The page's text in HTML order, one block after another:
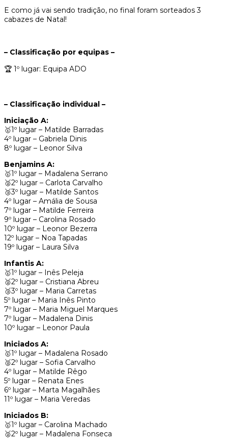
E como já vai sendo tradição, no final foram sorteados 3
cabazes de Natal!
– Classificação por equipas –
🏆 1º lugar: Equipa ADO
– Classificação individual –
Iniciação A:
🥇1º lugar – Matilde Barradas
4º lugar – Gabriela Dinis
8º lugar – Leonor Silva
Benjamins A:
🥇1º lugar – Madalena Serrano
🥈2º lugar – Carlota Carvalho
🥉3º lugar – Matilde Santos
4º lugar – Amália de Sousa
7º lugar – Matilde Ferreira
9º lugar – Carolina Rosado
10º lugar – Leonor Bezerra
12º lugar – Noa Tapadas
19º lugar – Laura Silva
Infantis A:
🥇1º lugar – Inês Peleja
🥈2º lugar – Cristiana Abreu
🥉3º lugar – Maria Carretas
5º lugar – Maria Inês Pinto
7º lugar – Maria Miguel Marques
7º lugar – Madalena Dinis
10º lugar – Leonor Paula
Iniciados A:
🥇1º lugar – Madalena Rosado
🥈2º lugar – Sofia Carvalho
4º lugar – Matilde Rêgo
5º lugar – Renata Enes
6º lugar – Marta Magalhães
11º lugar – Maria Veredas
Iniciados B:
🥇1º lugar – Carolina Machado
🥈2º lugar – Madalena Fonseca